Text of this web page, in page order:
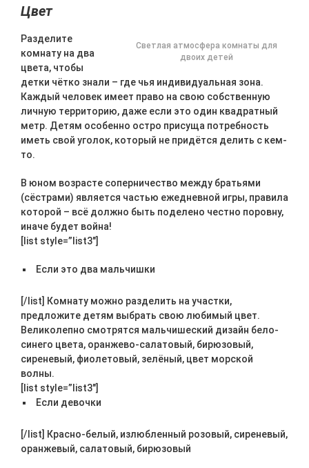
Цвет
Светлая атмосфера комнаты для
двоих детей
Разделите
комнату на два
цвета, чтобы
детки чётко знали – где чья индивидуальная зона.
Каждый человек имеет право на свою собственную
личную территорию, даже если это один квадратный
метр. Детям особенно остро присуща потребность
иметь свой уголок, который не придётся делить с кем-
то.
В юном возрасте соперничество между братьями
(сёстрами) является частью ежедневной игры, правила
которой – всё должно быть поделено честно поровну,
иначе будет война!
[list style=”list3″]
Если это два мальчишки
[/list] Комнату можно разделить на участки,
предложите детям выбрать свою любимый цвет.
Великолепно смотрятся мальчишеский дизайн бело-
синего цвета, оранжево-салатовый, бирюзовый,
сиреневый, фиолетовый, зелёный, цвет морской
волны.
[list style=”list3″]
Если девочки
[/list] Красно-белый, излюбленный розовый, сиреневый,
оранжевый, салатовый, бирюзовый